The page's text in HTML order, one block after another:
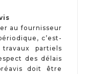
au fournisseur
c’est-
partiels
des délais
doit être